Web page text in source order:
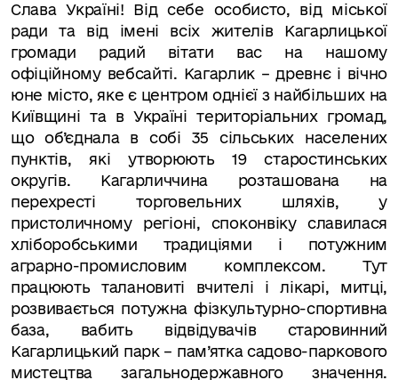
Слава Україні! Від себе особисто, від міської
ради та від імені всіх жителів Кагарлицької
громади радий вітати вас на нашому
офіційному вебсайті. Кагарлик – древнє і вічно
юне місто, яке є центром однієї з найбільших на
Київщині та в Україні територіальних громад,
що об’єднала в собі 35 сільських населених
пунктів, які утворюють 19 старостинських
округів. Кагарличчина розташована на
перехресті торговельних шляхів, у
пристоличному регіоні, споконвіку славилася
хліборобськими традиціями і потужним
аграрно-промисловим комплексом. Тут
працюють талановиті вчителі і лікарі, митці,
розвивається потужна фізкультурно-спортивна
база, вабить відвідувачів старовинний
Кагарлицький парк – пам’ятка садово-паркового
мистецтва загальнодержавного значення.